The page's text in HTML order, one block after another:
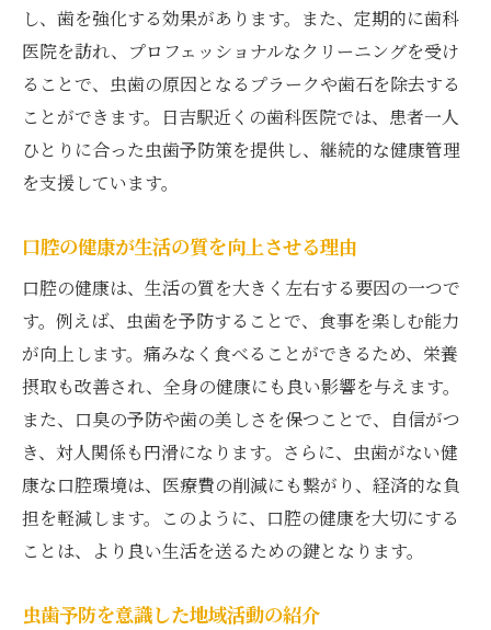
し、歯を強化する効果があります。また、定期的に歯科
医院を訪れ、プロフェッショナルなクリーニングを受け
ることで、虫歯の原因となるプラークや歯石を除去する
ことができます。日吉駅近くの歯科医院では、患者一人
ひとりに合った虫歯予防策を提供し、継続的な健康管理
を支援しています。
口腔の健康が生活の質を向上させる理由
口腔の健康は、生活の質を大きく左右する要因の一つで
す。例えば、虫歯を予防することで、食事を楽しむ能力
が向上します。痛みなく食べることができるため、栄養
摂取も改善され、全身の健康にも良い影響を与えます。
また、口臭の予防や歯の美しさを保つことで、自信がつ
き、対人関係も円滑になります。さらに、虫歯がない健
康な口腔環境は、医療費の削減にも繋がり、経済的な負
担を軽減します。このように、口腔の健康を大切にする
ことは、より良い生活を送るための鍵となります。
虫歯予防を意識した地域活動の紹介